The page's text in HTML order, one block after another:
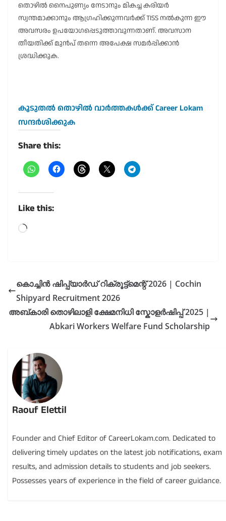
തൊഴിൽ നൈപുണ്യം നേടാനും മികച്ച കരിയർ
സ്വന്തമാക്കാനും ആഗ്രഹിക്കുന്നവർക്ക് TISS നൽകുന്ന ഈ
അവസരം ഉപയോഗപ്പെടുത്താവുന്നതാണ്. അവസാന
തീയതിക്ക് മുൻപ് തന്നെ അപേക്ഷ സമർപ്പിക്കാൻ
ശ്രദ്ധിക്കുക.
കൂടുതൽ തൊഴിൽ വാർത്തകൾക്ക് Career Lokam
സന്ദർശിക്കുക
Share this:
Like this:
Loading…
കൊച്ചിൻ ഷിപ്പ്‌യാർഡ് റിക്രൂട്ട്‌മെന്റ് 2026 | Cochin
Shipyard Recruitment 2026
അബ്കാരി തൊഴിലാളി ക്ഷേമനിധി സ്കോളർഷിപ്പ് 2025 |
Abkari Workers Welfare Fund Scholarship
Raouf Elettil
Founder and Chief Editor of CareerLokam.com. Dedicated to
delivering timely updates on the latest job notifications, exam
results, and admission details to students and job seekers.
Possesses years of experience in the field of career guidance.